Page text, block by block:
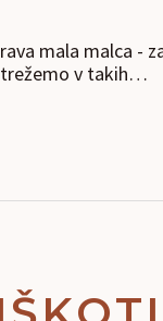
mala malca -
v takih…